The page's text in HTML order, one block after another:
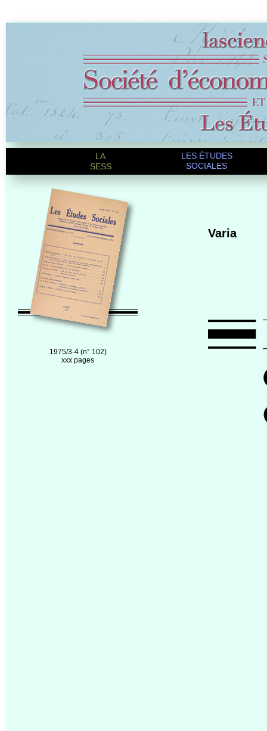
LA
SESS
LES ÉTUDES
SOCIALES
1975/3-4 (n° 102)
xxx pages
Varia